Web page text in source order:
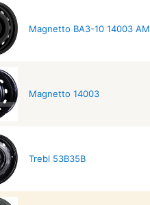
Magnetto ВАЗ-10 14003 AM
Magnetto 14003
Trebl 53B35B